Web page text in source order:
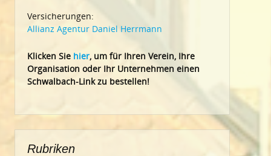
Versicherungen:
Allianz Agentur Daniel Herrmann
Klicken Sie hier, um für Ihren Verein, Ihre
Organisation oder Ihr Unternehmen einen
Schwalbach-Link zu bestellen!
Rubriken